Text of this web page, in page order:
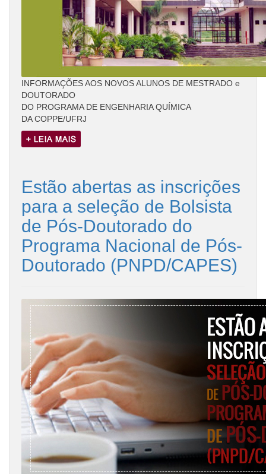
INFORMAÇÕES AOS NOVOS ALUNOS DE MESTRADO e
DOUTORADO
DO PROGRAMA DE ENGENHARIA QUÍMICA
DA COPPE/UFRJ
Estão abertas as inscrições
para a seleção de Bolsista
de Pós-Doutorado do
Programa Nacional de Pós-
Doutorado (PNPD/CAPES)